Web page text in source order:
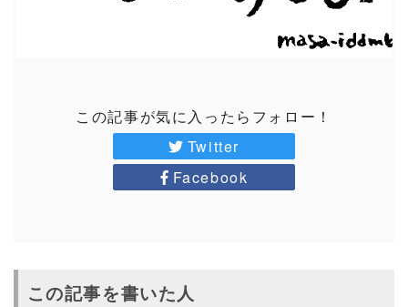
この記事が気に入ったらフォロー！
Twitter
Facebook
この記事を書いた人